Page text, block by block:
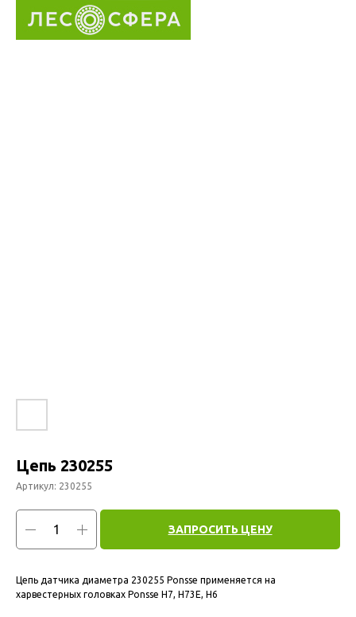
Цепь 230255
Артикул: 230255
ЗАПРОСИТЬ ЦЕНУ
Цепь датчика диаметра 230255 Ponsse применяется на
харвестерных головках Ponsse H7, H73E, H6